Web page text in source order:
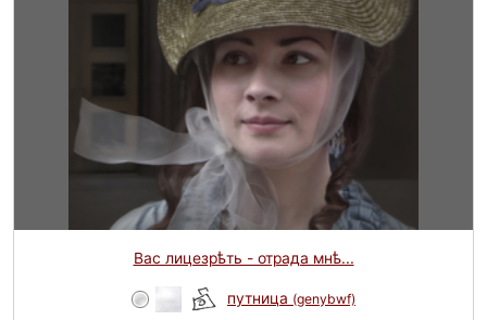
Вас лицезрѣть - отрада мнѣ...
путница (genybwf)